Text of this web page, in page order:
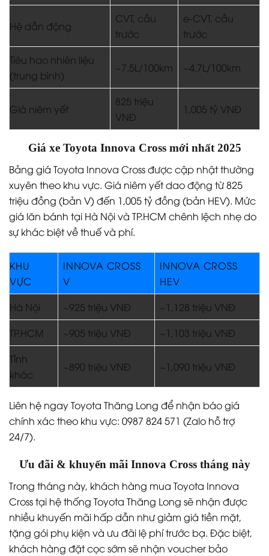
Hệ dẫn động
CVT, cầu
trước
e-CVT, cầu
trước
Tiêu hao nhiên liệu
(trung bình)
~7.5L/100km ~4.7L/100km
Giá niêm yết
825 triệu
VNĐ
1,005 tỷ VNĐ
Giá xe Toyota Innova Cross mới nhất 2025
Bảng giá Toyota Innova Cross được cập nhật thường
xuyên theo khu vực. Giá niêm yết dao động từ 825
triệu đồng (bản V) đến 1,005 tỷ đồng (bản HEV). Mức
giá lăn bánh tại Hà Nội và TP.HCM chênh lệch nhẹ do
sự khác biệt về thuế và phí.
KHU
VỰC
INNOVA CROSS
V
INNOVA CROSS
HEV
Hà Nội
~925 triệu VNĐ
~1,128 triệu VNĐ
TP.HCM
~905 triệu VNĐ
~1,103 triệu VNĐ
Tỉnh
khác
~890 triệu VNĐ ~1,090 triệu VNĐ
Liên hệ ngay Toyota Thăng Long để nhận báo giá
chính xác theo khu vực: 0987 824 571 (Zalo hỗ trợ
24/7).
Ưu đãi & khuyến mãi Innova Cross tháng này
Trong tháng này, khách hàng mua Toyota Innova
Cross tại hệ thống Toyota Thăng Long sẽ nhận được
nhiều khuyến mãi hấp dẫn như giảm giá tiền mặt,
tặng gói phụ kiện và ưu đãi lệ phí trước bạ. Đặc biệt,
khách hàng đặt cọc sớm sẽ nhận voucher bảo